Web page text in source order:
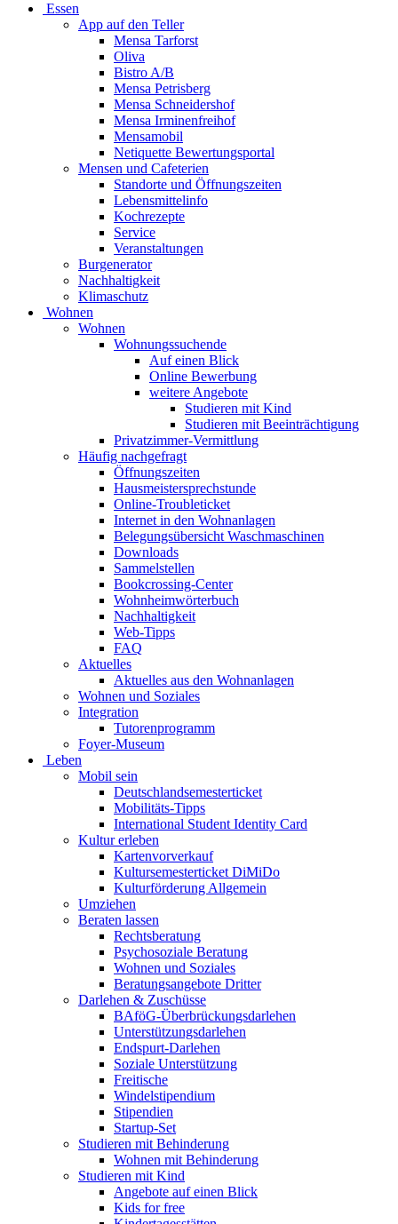
Essen
App auf den Teller
Mensa Tarforst
Oliva
Bistro A/B
Mensa Petrisberg
Mensa Schneidershof
Mensa Irminenfreihof
Mensamobil
Netiquette Bewertungsportal
Mensen und Cafeterien
Standorte und Öffnungszeiten
Lebensmittelinfo
Kochrezepte
Service
Veranstaltungen
Burgenerator
Nachhaltigkeit
Klimaschutz
Wohnen
Wohnen
Wohnungssuchende
Auf einen Blick
Online Bewerbung
weitere Angebote
Studieren mit Kind
Studieren mit Beeinträchtigung
Privatzimmer-Vermittlung
Häufig nachgefragt
Öffnungszeiten
Hausmeistersprechstunde
Online-Troubleticket
Internet in den Wohnanlagen
Belegungsübersicht Waschmaschinen
Downloads
Sammelstellen
Bookcrossing-Center
Wohnheimwörterbuch
Nachhaltigkeit
Web-Tipps
FAQ
Aktuelles
Aktuelles aus den Wohnanlagen
Wohnen und Soziales
Integration
Tutorenprogramm
Foyer-Museum
Leben
Mobil sein
Deutschlandsemesterticket
Mobilitäts-Tipps
International Student Identity Card
Kultur erleben
Kartenvorverkauf
Kultursemesterticket DiMiDo
Kulturförderung Allgemein
Umziehen
Beraten lassen
Rechtsberatung
Psychosoziale Beratung
Wohnen und Soziales
Beratungsangebote Dritter
Darlehen & Zuschüsse
BAföG-Überbrückungsdarlehen
Unterstützungsdarlehen
Endspurt-Darlehen
Soziale Unterstützung
Freitische
Windelstipendium
Stipendien
Startup-Set
Studieren mit Behinderung
Wohnen mit Behinderung
Studieren mit Kind
Angebote auf einen Blick
Kids for free